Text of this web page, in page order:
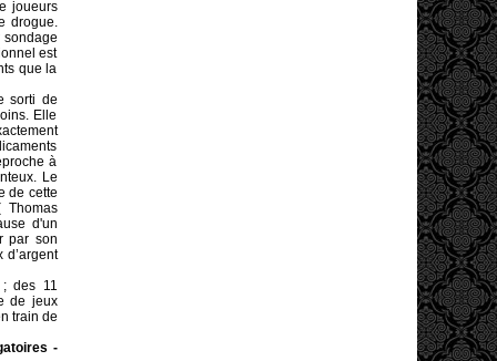
joueurs
drogue.
sondage
est
que la
sorti de
Elle
à
Le
de cette
d'un
par son
d’argent
; des 11
de jeux
train de
-